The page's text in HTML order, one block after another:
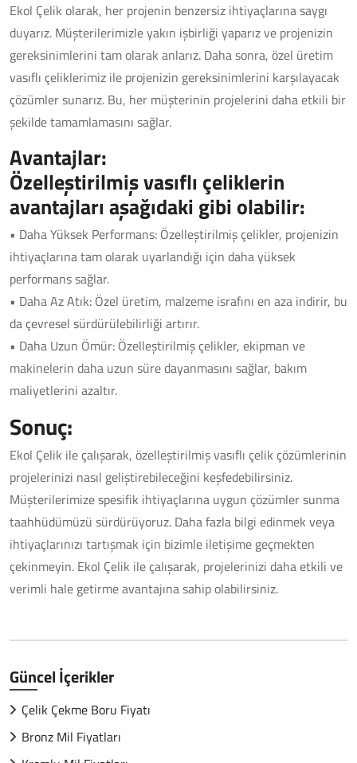
Ekol Çelik olarak, her projenin benzersiz ihtiyaçlarına saygı
duyarız. Müşterilerimizle yakın işbirliği yaparız ve projenizin
gereksinimlerini tam olarak anlarız. Daha sonra, özel üretim
vasıflı çeliklerimiz ile projenizin gereksinimlerini karşılayacak
çözümler sunarız. Bu, her müşterinin projelerini daha etkili bir
şekilde tamamlamasını sağlar.
Avantajlar:
Özelleştirilmiş vasıflı çeliklerin
avantajları aşağıdaki gibi olabilir:
• Daha Yüksek Performans: Özelleştirilmiş çelikler, projenizin
ihtiyaçlarına tam olarak uyarlandığı için daha yüksek
performans sağlar.
• Daha Az Atık: Özel üretim, malzeme israfını en aza indirir, bu
da çevresel sürdürülebilirliği artırır.
• Daha Uzun Ömür: Özelleştirilmiş çelikler, ekipman ve
makinelerin daha uzun süre dayanmasını sağlar, bakım
maliyetlerini azaltır.
Sonuç:
Ekol Çelik ile çalışarak, özelleştirilmiş vasıflı çelik çözümlerinin
projelerinizi nasıl geliştirebileceğini keşfedebilirsiniz.
Müşterilerimize spesifik ihtiyaçlarına uygun çözümler sunma
taahhüdümüzü sürdürüyoruz. Daha fazla bilgi edinmek veya
ihtiyaçlarınızı tartışmak için bizimle iletişime geçmekten
çekinmeyin. Ekol Çelik ile çalışarak, projelerinizi daha etkili ve
verimli hale getirme avantajına sahip olabilirsiniz.
Güncel İçerikler
Çelik Çekme Boru Fiyatı
Bronz Mil Fiyatları